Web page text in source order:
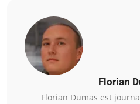
Florian
Florian Dumas est